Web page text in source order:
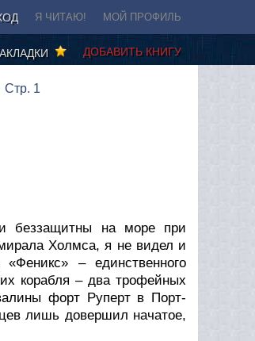
Я ЧИТАЮ! МОЙ ПРОФИЛЬ
ДОБАВИТЬ КНИГУ
Стр. 1
беззащитны на море при
Холмса, я не видел и
– единственного
корабля – два трофейных
форт Руперт в Порт-
лишь довершил начатое,